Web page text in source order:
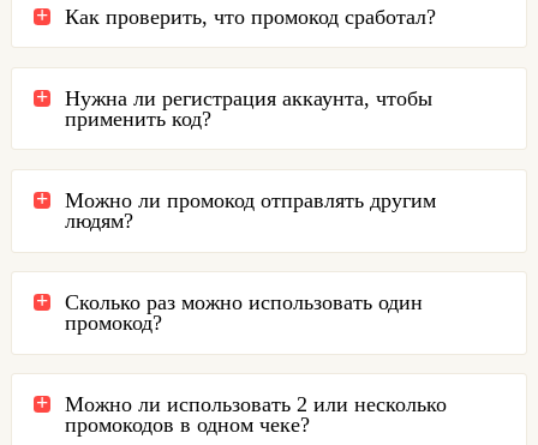
Как проверить, что промокод сработал?
Нужна ли регистрация аккаунта, чтобы
применить код?
Можно ли промокод отправлять другим
людям?
Сколько раз можно использовать один
промокод?
Можно ли использовать 2 или несколько
промокодов в одном чеке?